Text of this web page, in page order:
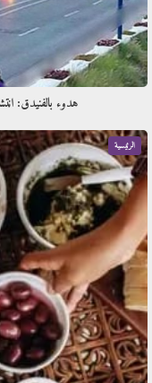
هدوء بالفنيدق:
الرئيسية